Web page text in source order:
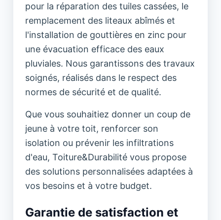
pour la réparation des tuiles cassées, le
remplacement des liteaux abîmés et
l'installation de gouttières en zinc pour
une évacuation efficace des eaux
pluviales. Nous garantissons des travaux
soignés, réalisés dans le respect des
normes de sécurité et de qualité.
Que vous souhaitiez donner un coup de
jeune à votre toit, renforcer son
isolation ou prévenir les infiltrations
d'eau, Toiture&Durabilité vous propose
des solutions personnalisées adaptées à
vos besoins et à votre budget.
Garantie de satisfaction et